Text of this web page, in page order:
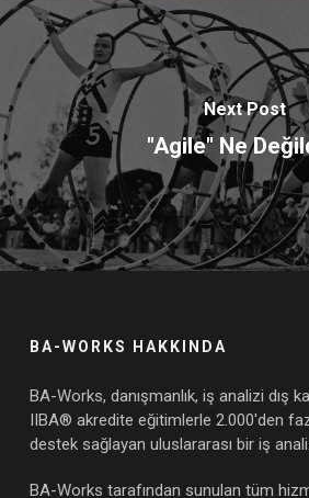
Next Post
"Agile" Ne
BA-WORKS HAKKINDA
BA-Works, danışmanlık, iş analizi dış
IIBA® akredite eğitimlerle 2.000'den
destek sağlayan uluslararası bir iş
BA-Works tarafından sunulan tüm